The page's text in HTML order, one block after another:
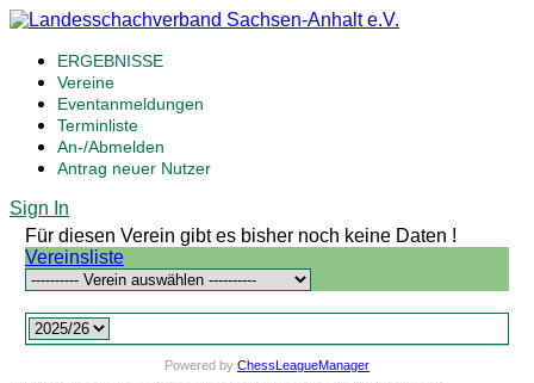
ERGEBNISSE
Vereine
Eventanmeldungen
Terminliste
An-/Abmelden
Antrag neuer Nutzer
Sign In
Für diesen Verein gibt es bisher noch keine Daten !
Vereinsliste
Powered by ChessLeagueManager